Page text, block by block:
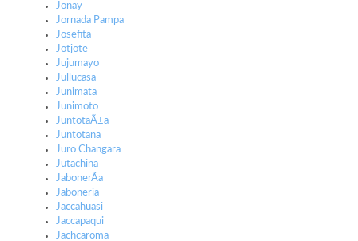
Jonay
Jornada Pampa
Josefita
Jotjote
Jujumayo
Jullucasa
Junimata
Junimoto
JuntotaÃ±a
Juntotana
Juro Changara
Jutachina
JabonerÃ­a
Jaboneria
Jaccahuasi
Jaccapaqui
Jachcaroma